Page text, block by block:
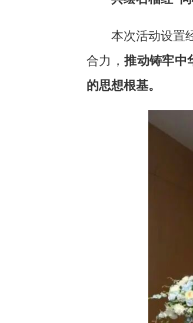
本次活动设置
合力，推动铸牢中
的思想根基。